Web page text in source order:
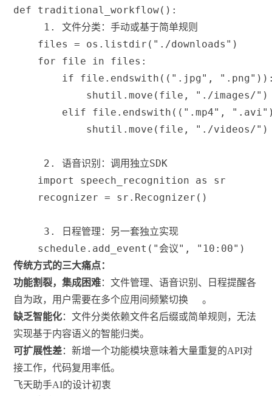
def
traditional_workflow( ) :
1. 文件分类：手动或基于简单规则
    files
= os . listdir ( "./downloads" )
for
file in files :
if
file . endswith ( ( ".jpg" , ".png" ) )
            shutil
.move ( file , "./images/" )
elif
file . endswith ( ( ".mp4" , ".avi"
            shutil
.move ( file , "./videos/" )
2. 语音识别：调用独立SDK
import
speech_recognition as
sr
    recognizer
= sr . Recognizer ( )
3. 日程管理：另一套独立实现
    schedule
. add_event ( "会议" , "10:00" )
传统方式的三大痛点：
功能割裂，集成困难：文件管理、语音识别、日程提醒各
自为政，用户需要在多个应用间频繁切换
。
缺乏智能化：文件分类依赖文件名后缀或简单规则，无法
实现基于内容语义的智能归类。
可扩展性差：新增一个功能模块意味着大量重复的API对
接工作，代码复用率低。
飞天助手AI的设计初衷